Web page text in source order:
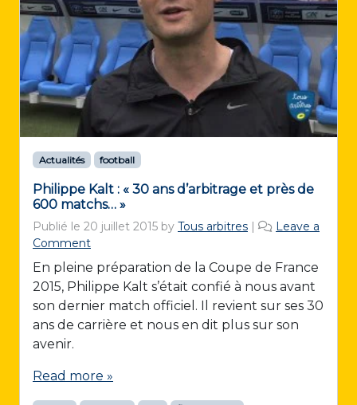
Actualités football
Philippe Kalt : « 30 ans d’arbitrage et près de
600 matchs… »
Publié le 20 juillet 2015 by Tous arbitres |
Leave a
Comment
En pleine préparation de la Coupe de France
2015, Philippe Kalt s’était confié à nous avant
son dernier match officiel. Il revient sur ses 30
ans de carrière et nous en dit plus sur son
avenir.
Read more »